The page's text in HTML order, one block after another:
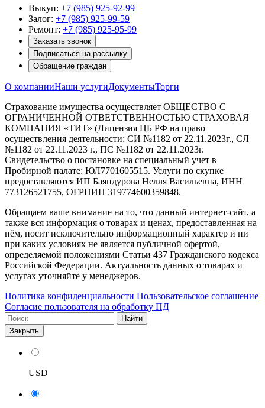
Выкуп: +7 (985) 925-92-99
Залог: +7 (985) 925-99-59
Ремонт: +7 (985) 925-95-99
Заказать звонок
Подписаться на рассылку
Обращение граждан
О компанииНаши услугиДокументыТорги
Страхование имущества осуществляет ОБЩЕСТВО С
ОГРАНИЧЕННОЙ ОТВЕТСТВЕННОСТЬЮ СТРАХОВАЯ
КОМПАНИЯ «ТИТ» (Лицензия ЦБ РФ на право
осуществления деятельности: СИ №1182 от 22.11.2023г., СЛ
№1182 от 22.11.2023 г., ПС №1182 от 22.11.2023г.
Свидетельство о постановке на специальный учет в
Пробирной палате: ЮЛ7701605515. Услуги по скупке
предоставляются ИП Баяндурова Нелля Васильевна, ИНН
773126521755, ОГРНИП 319774600359848.
Обращаем ваше внимание на то, что данный интернет-сайт, а
также вся информация о товарах и ценах, предоставленная на
нём, носит исключительно информационный характер и ни
при каких условиях не является публичной офертой,
определяемой положениями Статьи 437 Гражданского кодекса
Российской Федерации. Актуальность данных о товарах и
услугах уточняйте у менеджеров.
Политика конфиденциальности Пользовательское соглашение
Согласие пользователя на обработку ПД
Найти
Закрыть
USD